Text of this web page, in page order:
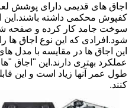
اجاق های قدیمی دارای پوشش
کفپوش محکمی داشته باشند.این
سوخت جامد کار کرده و صفحه
شود.افرادی که این نوع اجاق ها
این اجاق ها در مقایسه با مدل
عملکرد بهتری دارند.این "اجاق
طول عمر آنها زیاد است و این
کنند.